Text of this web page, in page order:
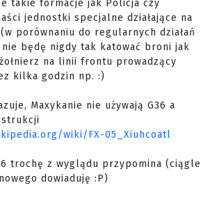
takie formacje jak Policja czy
jednostki specjalne działające na
porównaniu do regularnych działań
będę nigdy tak katować broni jak
na linii frontu prowadzący
kilka godzin np. :)
Maxykanie nie używają G36 a
wiki/FX-05_Xiuhcoatl
trochę z wyglądu przypomina (ciągle
dowiaduję :P)